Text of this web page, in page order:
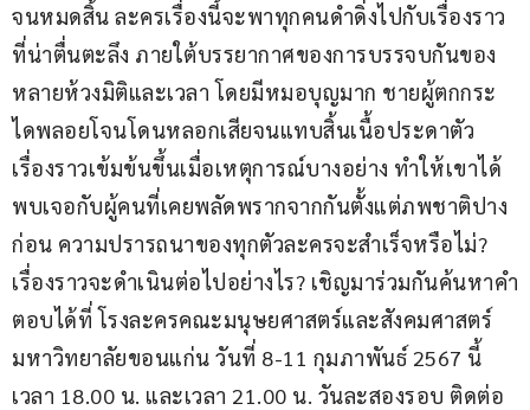
จนหมดสิ้น ละครเรื่องนี้จะพาทุกคนดำดิ่งไปกับเรื่องราว
ที่น่าตื่นตะลึง ภายใต้บรรยากาศของการบรรจบกันของ
หลายห้วงมิติและเวลา โดยมีหมอบุญมาก ชายผู้ตกกระ
ไดพลอยโจนโดนหลอกเสียจนแทบสิ้นเนื้อประดาตัว
เรื่องราวเข้มข้นขึ้นเมื่อเหตุการณ์บางอย่าง ทำให้เขาได้
พบเจอกับผู้คนที่เคยพลัดพรากจากกันตั้งแต่ภพชาติปาง
ก่อน ความปรารถนาของทุกตัวละครจะสำเร็จหรือไม่?
เรื่องราวจะดำเนินต่อไปอย่างไร? เชิญมาร่วมกันค้นหาคำ
ตอบได้ที่ โรงละครคณะมนุษยศาสตร์และสังคมศาสตร์
มหาวิทยาลัยขอนแก่น วันที่ 8-11 กุมภาพันธ์ 2567 นี้
เวลา 18.00 น. และเวลา 21.00 น. วันละสองรอบ ติดต่อ